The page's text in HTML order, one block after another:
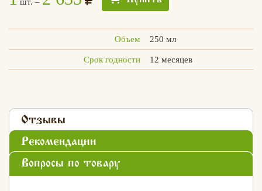
Едлин
Объем 250 мл
Срок годности 12 месяцев
Отзывы
Рекомендации
Вопросы по товару